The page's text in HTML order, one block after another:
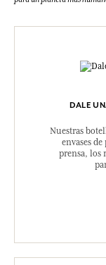
DALE
Nuestras
envases
prensa, los